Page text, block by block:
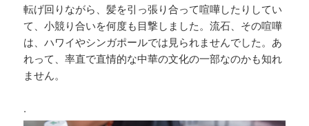
転げ回りながら、髪を引っ張り合って喧嘩したりしてい
て、小競り合いを何度も目撃しました。流石、その喧嘩
は、ハワイやシンガポールでは見られませんでした。あ
れって、率直で直情的な中華の文化の一部なのかも知れ
ません。
.